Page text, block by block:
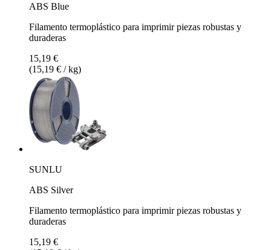
ABS Blue
Filamento termoplástico para imprimir piezas robustas y
duraderas
15,19 €
(15,19 € / kg)
SUNLU
ABS Silver
Filamento termoplástico para imprimir piezas robustas y
duraderas
15,19 €